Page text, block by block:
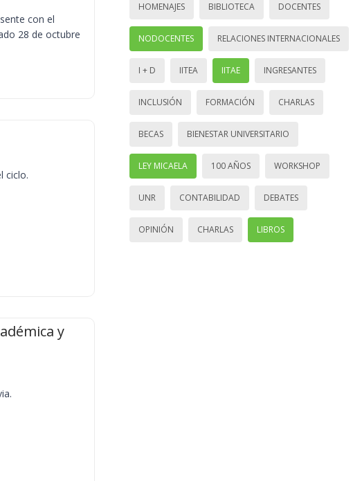
con el
28 de octubre
ciclo.
y
HOMENAJES BIBLIOTECA DOCENTES
NODOCENTES RELACIONES INTERNACIONALES
I + D IITEA IITAE INGRESANTES
INCLUSIÓN FORMACIÓN CHARLAS
BECAS BIENESTAR UNIVERSITARIO
LEY MICAELA 100 AÑOS WORKSHOP
UNR CONTABILIDAD DEBATES
OPINIÓN CHARLAS LIBROS